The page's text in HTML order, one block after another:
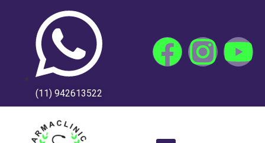
(11) 942613522